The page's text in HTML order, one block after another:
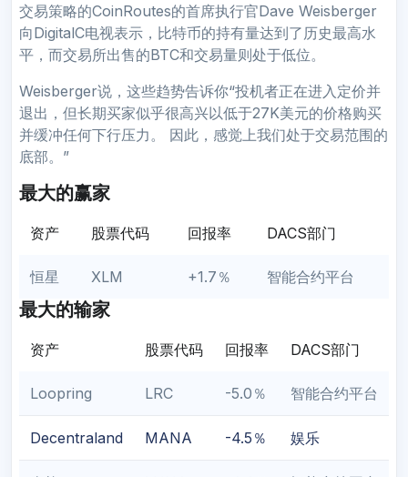
交易策略的CoinRoutes的首席执行官Dave Weisberger
向DigitalC电视表示，比特币的持有量达到了历史最高水
平，而交易所出售的BTC和交易量则处于低位。
Weisberger说，这些趋势告诉你“投机者正在进入定价并
退出，但长期买家似乎很高兴以低于27K美元的价格购买
并缓冲任何下行压力。 因此，感觉上我们处于交易范围的
底部。”
最大的赢家
资产 股票代码 回报率 DACS部门
恒星 XLM +1.7％ 智能合约平台
最大的输家
资产 股票代码 回报率 DACS部门
Loopring LRC -5.0％ 智能合约平台
Decentraland MANA -4.5％ 娱乐